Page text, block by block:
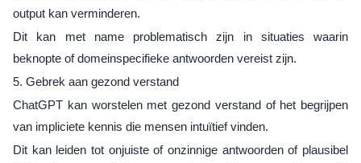
output kan verminderen.
Dit kan met name problematisch zijn in situaties waarin
beknopte of domeinspecifieke antwoorden vereist zijn.
5. Gebrek aan gezond verstand
ChatGPT kan worstelen met gezond verstand of het begrijpen
van impliciete kennis die mensen intuïtief vinden.
Dit kan leiden tot onjuiste of onzinnige antwoorden of plausibel